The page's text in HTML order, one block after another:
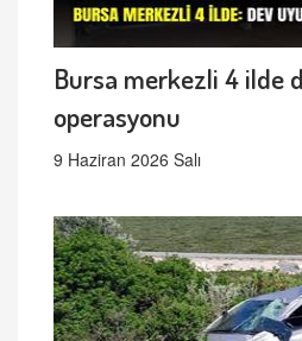
Bursa merkezli 4 ilde
operasyonu
9 Haziran 2026 Salı